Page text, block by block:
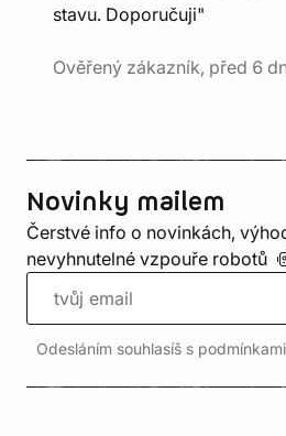
stavu. Doporučuji"
Ověřený zákazník, před 6
Novinky mailem
Čerstvé info o novinkách,
nevyhnutelné vzpouře robotů
Odesláním souhlasíš s